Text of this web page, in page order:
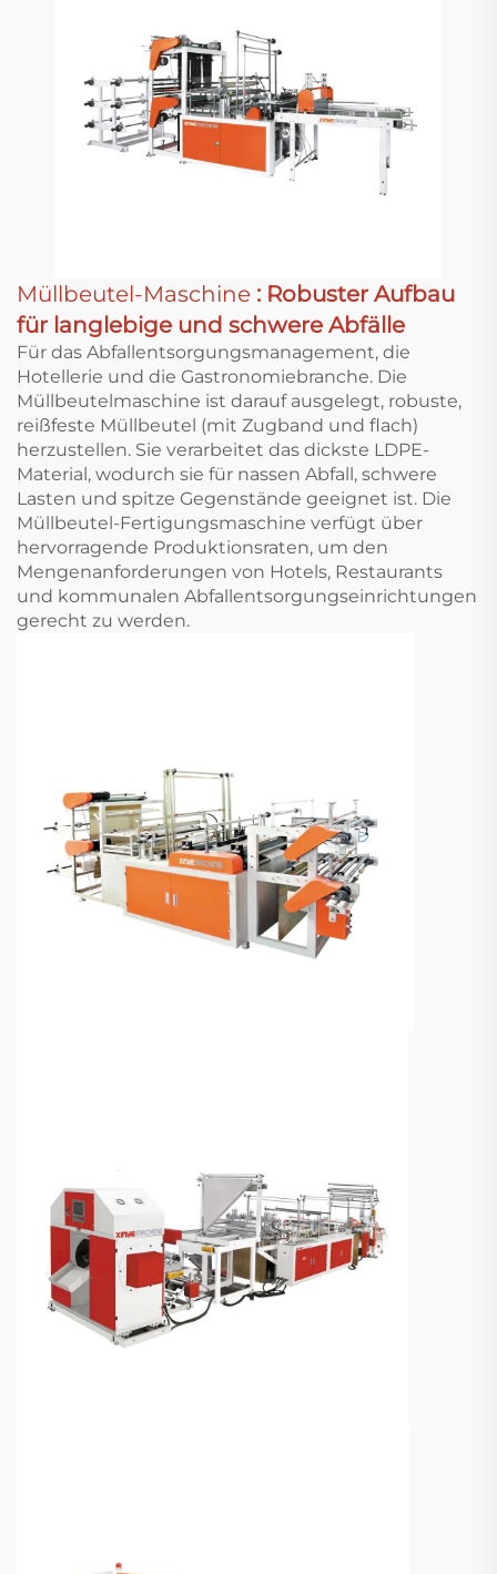
Müllbeutel-Maschine : Robuster Aufbau
für langlebige und schwere Abfälle
Für das Abfallentsorgungsmanagement, die
Hotellerie und die Gastronomiebranche. Die
Müllbeutelmaschine ist darauf ausgelegt, robuste,
reißfeste Müllbeutel (mit Zugband und flach)
herzustellen. Sie verarbeitet das dickste LDPE-
Material, wodurch sie für nassen Abfall, schwere
Lasten und spitze Gegenstände geeignet ist. Die
Müllbeutel-Fertigungsmaschine verfügt über
hervorragende Produktionsraten, um den
Mengenanforderungen von Hotels, Restaurants
und kommunalen Abfallentsorgungseinrichtungen
gerecht zu werden.